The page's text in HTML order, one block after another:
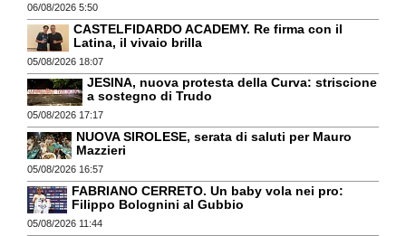
06/08/2026 5:50
CASTELFIDARDO ACADEMY. Re firma con il
Latina, il vivaio brilla
05/08/2026 18:07
JESINA, nuova protesta della Curva: striscione
a sostegno di Trudo
05/08/2026 17:17
NUOVA SIROLESE, serata di saluti per Mauro
Mazzieri
05/08/2026 16:57
FABRIANO CERRETO. Un baby vola nei pro:
Filippo Bolognini al Gubbio
05/08/2026 11:44